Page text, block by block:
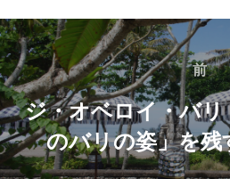
投
稿
ナ
ビ
前
前
ジ・オベロイ・バリ
のバリの姿」を残